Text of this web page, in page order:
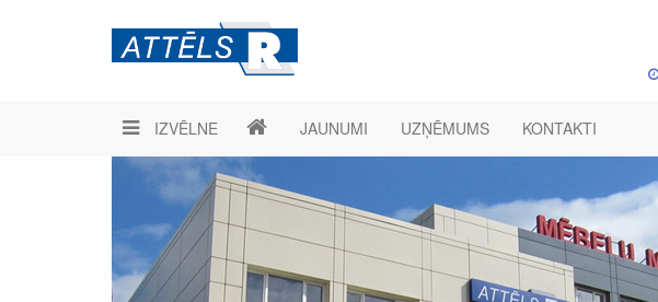
IZVĒLNE JAUNUMI UZŅĒMUMS KONTAKTI